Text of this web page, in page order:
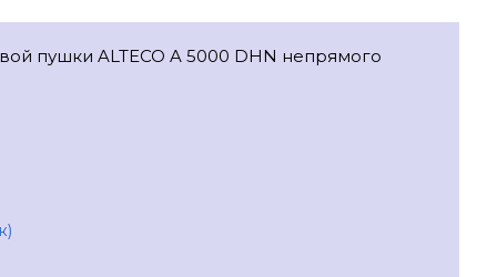
пушки ALTECO A 5000 DHN непрямого